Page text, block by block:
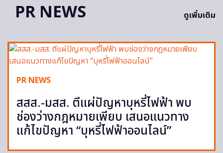
PR NEWS ดูเพิ่มเติม
PR NEWS
สสส.-มสส. ตีแผ่ปัญหาบุหรี่ไฟฟ้า พบ
ช่องว่างกฎหมายเพียบ เสนอแนวทาง
แก้ไขปัญหา “บุหรี่ไฟฟ้าออนไลน์”